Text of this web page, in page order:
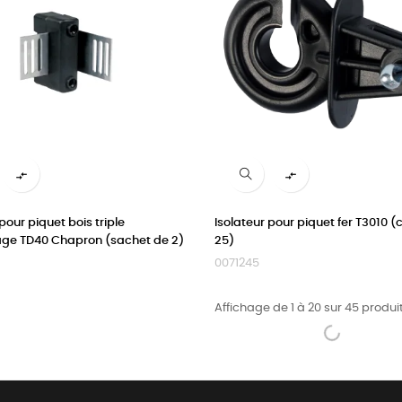

piquet bois triple
TD40 Chapron (sachet de 2)

Isolateur pour piquet fer T3010
25)
0071245
Affichage de 1 à 20 sur 45